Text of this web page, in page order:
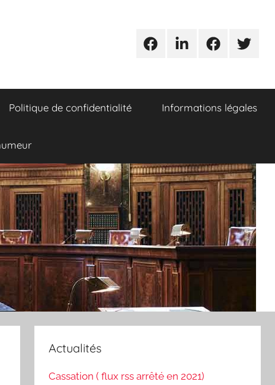
UrgencesLinkedinFacebookTwitter
Politique de confidentialité Informations légales
Actualités
Cassation ( flux rss arrêté en 2021)